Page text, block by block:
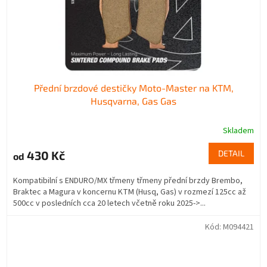
Přední brzdové destičky Moto-Master na KTM,
Husqvarna, Gas Gas
Skladem
od 430 Kč DETAIL
Kompatibilní s ENDURO/MX třmeny třmeny přední brzdy Brembo,
Braktec a Magura v koncernu KTM (Husq, Gas) v rozmezí 125cc až
500cc v posledních cca 20 letech včetně roku 2025->...
Kód: M094421